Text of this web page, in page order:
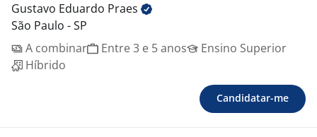
Gustavo Eduardo Praes
São Paulo - SP
A combinar
Entre 3 e 5 anos
Ensino Superior
Híbrido
Candidatar-me